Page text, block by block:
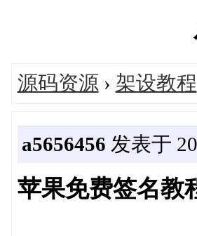
源码资源 › 架设教程
a5656456 发表于
苹果免费签名教